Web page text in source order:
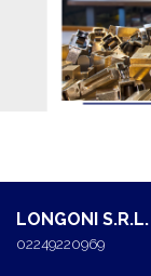
LONGONI S.R.L.
02249220969